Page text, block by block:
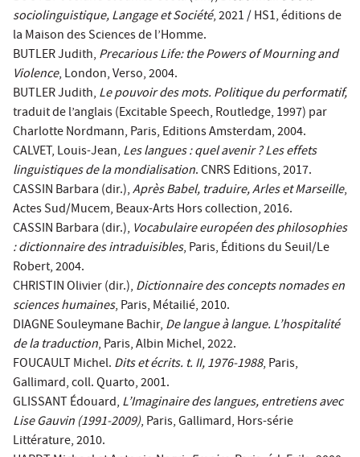
sociolinguistique, Langage et Société, 2021 / HS1, éditions de
la Maison des Sciences de l’Homme.
BUTLER Judith, Precarious Life: the Powers of Mourning and
Violence, London, Verso, 2004.
BUTLER Judith, Le pouvoir des mots. Politique du performatif,
traduit de l’anglais (Excitable Speech, Routledge, 1997) par
Charlotte Nordmann, Paris, Editions Amsterdam, 2004.
CALVET, Louis-Jean, Les langues : quel avenir ?Les effets
linguistiques de la mondialisation. CNRS Editions, 2017.
CASSIN Barbara (dir.),Après Babel, traduire, Arles et Marseille,
Actes Sud/Mucem, Beaux-Arts Hors collection, 2016.
CASSIN Barbara (dir.), Vocabulaire européen des philosophies
: dictionnaire des intraduisibles, Paris, Éditions du Seuil/Le
Robert, 2004.
CHRISTIN Olivier (dir.), Dictionnaire des concepts nomades en
sciences humaines, Paris, Métailié, 2010.
DIAGNE Souleymane Bachir, De langue à langue. L’hospitalité
de la traduction, Paris, Albin Michel, 2022.
FOUCAULT Michel. Dits et écrits. t. II, 1976-1988, Paris,
Gallimard, coll. Quarto, 2001.
GLISSANT Édouard, L’Imaginaire des langues, entretiens avec
Lise Gauvin (1991-2009), Paris, Gallimard, Hors-série
Littérature, 2010.